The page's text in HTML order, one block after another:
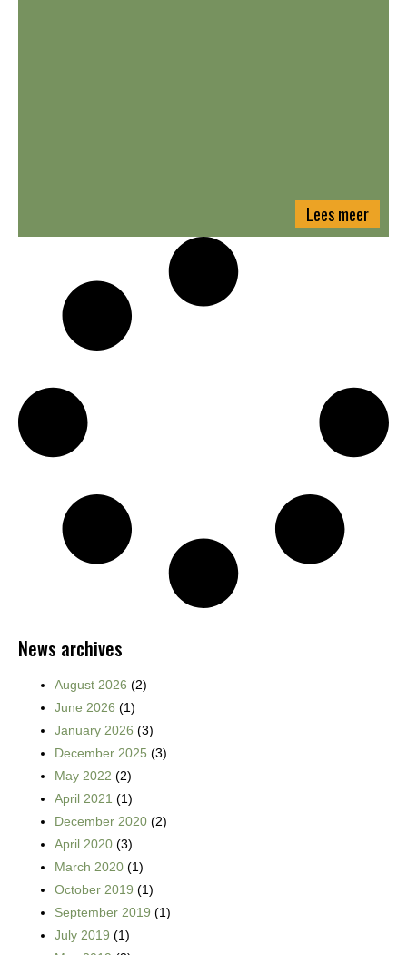
Lees meer
News archives
August 2026 (2)
June 2026 (1)
January 2026 (3)
December 2025 (3)
May 2022 (2)
April 2021 (1)
December 2020 (2)
April 2020 (3)
March 2020 (1)
October 2019 (1)
September 2019 (1)
July 2019 (1)